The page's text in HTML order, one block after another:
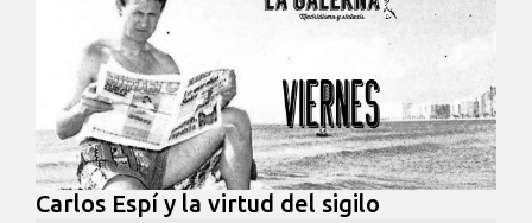
Carlos Espí y la virtud del sigilo